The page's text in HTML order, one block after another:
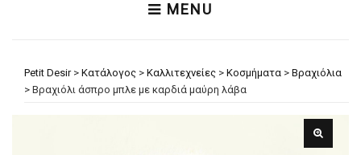
MENU
Petit Desir> Κατάλογος > Καλλιτεχνείες > Κοσμήματα > Βραχιόλια
> Βραχιόλι άσπρο μπλε με καρδιά μαύρη λάβα